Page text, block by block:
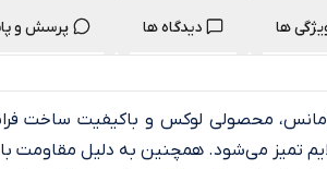
ها دیدگاه ها پرسش و
محصولی لوکس و باکیفیت ساخت